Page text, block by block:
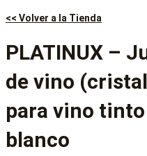
<< Volver a la Tienda
PLATINUX –
de vino
para vino
blanco